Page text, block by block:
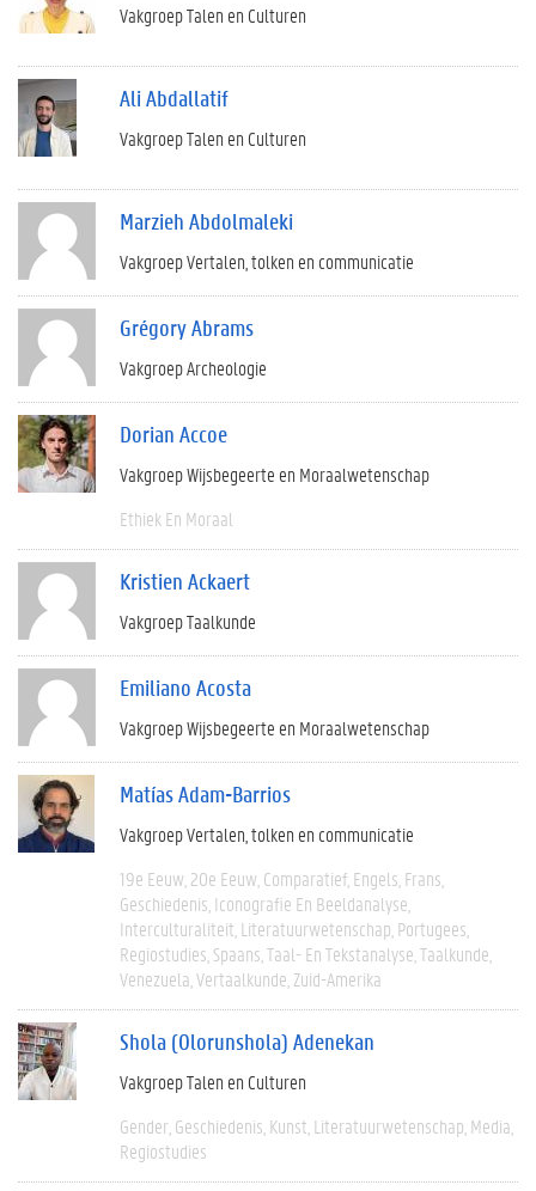
Vakgroep Talen en Culturen
Ali Abdallatif
Vakgroep Talen en Culturen
Marzieh Abdolmaleki
Vakgroep Vertalen, tolken en communicatie
Grégory Abrams
Vakgroep Archeologie
Dorian Accoe
Vakgroep Wijsbegeerte en Moraalwetenschap
Ethiek En Moraal
Kristien Ackaert
Vakgroep Taalkunde
Emiliano Acosta
Vakgroep Wijsbegeerte en Moraalwetenschap
Matías Adam-Barrios
Vakgroep Vertalen, tolken en communicatie
19e Eeuw 20e Eeuw Comparatief Engels Frans
Geschiedenis Iconografie En Beeldanalyse
Interculturaliteit Literatuurwetenschap Portugees
Regiostudies Spaans Taal- En Tekstanalyse Taalkunde
Venezuela Vertaalkunde Zuid-Amerika
Shola (Olorunshola) Adenekan
Vakgroep Talen en Culturen
Gender Geschiedenis Kunst Literatuurwetenschap Media
Regiostudies